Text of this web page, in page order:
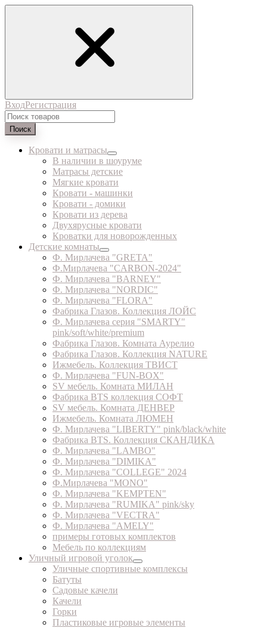
ВходРегистрация
Поиск
Кровати и матрасы
В наличии в шоуруме
Матрасы детские
Мягкие кровати
Кровати - машинки
Кровати - домики
Кровати из дерева
Двухярусные кровати
Кроватки для новорожденных
Детские комнаты
Ф. Мирлачева "GRETA"
Ф.Мирлачева "CARBON-2024"
Ф. Мирлачева "BARNEY"
Ф. Мирлачева "NORDIC"
Ф. Мирлачева "FLORA"
Фабрика Глазов. Коллекция ЛОЙС
Ф. Мирлачева серия "SMARTY"
pink/soft/white/premium
Фабрика Глазов. Комната Аурелио
Фабрика Глазов. Коллекция NATURE
Ижмебель. Коллекция ТВИСТ
Ф. Мирлачева "FUN-BOX"
SV мебель. Комната МИЛАН
Фабрика BTS коллекция СОФТ
SV мебель. Комната ДЕНВЕР
Ижмебель. Комната ЛЮМЕН
Ф. Мирлачева "LIBERTY" pink/black/white
Фабрика BTS. Коллекция СКАНДИКА
Ф. Мирлачева "LAMBO"
Ф. Мирлачева "DIMIKA"
Ф. Мирлачева "COLLEGE" 2024
Ф.Мирлачева "MONO"
Ф. Мирлачева "KEMPTEN"
Ф. Мирлачева "RUMIKA" pink/sky
Ф. Мирлачева "VECTRA"
Ф. Мирлачева "AMELY"
примеры готовых комплектов
Мебель по коллекциям
Уличный игровой уголок
Уличные спортивные комплексы
Батуты
Садовые качели
Качели
Горки
Пластиковые игровые элементы